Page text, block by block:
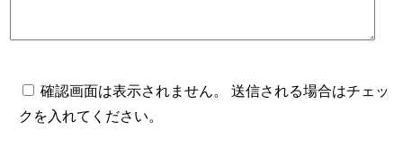
確認画面は表示されません。 送信される場合はチェッ
クを入れてください。